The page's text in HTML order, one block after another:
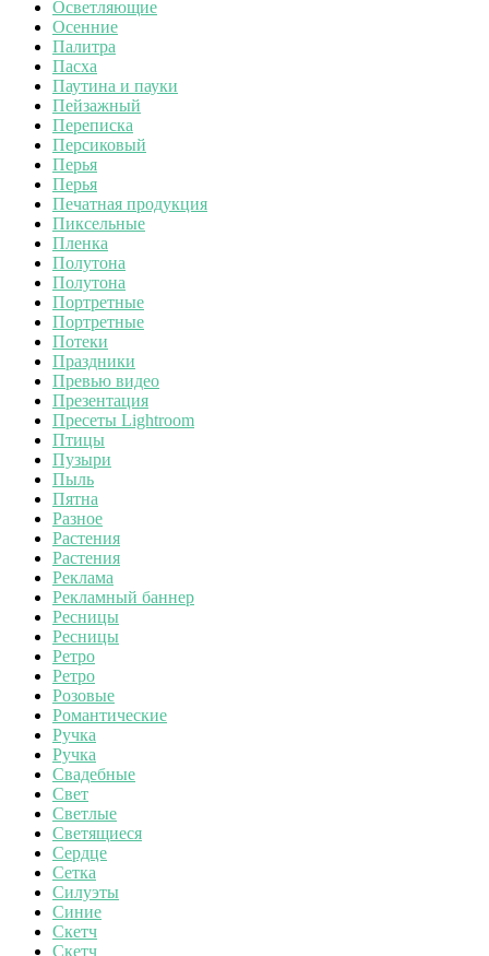
Осветляющие
Осенние
Палитра
Пасха
Паутина и пауки
Пейзажный
Переписка
Персиковый
Перья
Перья
Печатная продукция
Пиксельные
Пленка
Полутона
Полутона
Портретные
Портретные
Потеки
Праздники
Превью видео
Презентация
Пресеты Lightroom
Птицы
Пузыри
Пыль
Пятна
Разное
Растения
Растения
Реклама
Рекламный баннер
Ресницы
Ресницы
Ретро
Ретро
Розовые
Романтические
Ручка
Ручка
Свадебные
Свет
Светлые
Светящиеся
Сердце
Сетка
Силуэты
Синие
Скетч
Скетч